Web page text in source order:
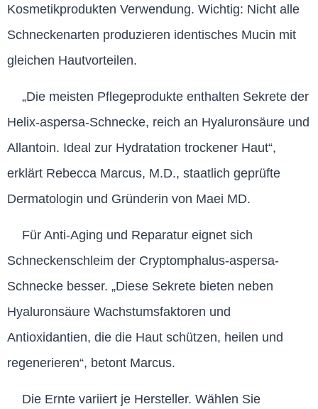
Kosmetikprodukten Verwendung. Wichtig: Nicht alle
Schneckenarten produzieren identisches Mucin mit
gleichen Hautvorteilen.
„Die meisten Pflegeprodukte enthalten Sekrete der
Helix-aspersa-Schnecke, reich an Hyaluronsäure und
Allantoin. Ideal zur Hydratation trockener Haut“,
erklärt Rebecca Marcus, M.D., staatlich geprüfte
Dermatologin und Gründerin von Maei MD.
Für Anti-Aging und Reparatur eignet sich
Schneckenschleim der Cryptomphalus-aspersa-
Schnecke besser. „Diese Sekrete bieten neben
Hyaluronsäure Wachstumsfaktoren und
Antioxidantien, die die Haut schützen, heilen und
regenerieren“, betont Marcus.
Die Ernte variiert je Hersteller. Wählen Sie